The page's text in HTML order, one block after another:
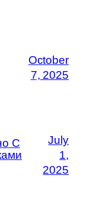
October
7, 2025
С
July
1,
2025